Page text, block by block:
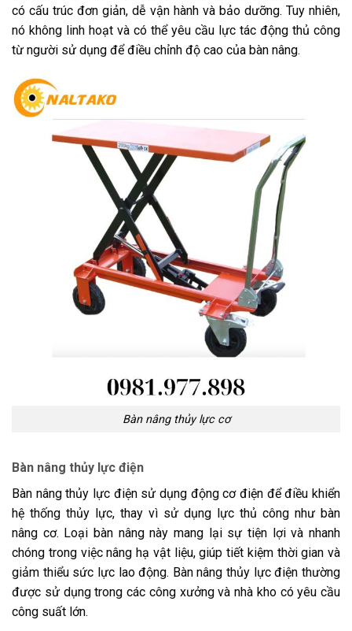
có cấu trúc đơn giản, dễ vận hành và bảo dưỡng. Tuy nhiên,
nó không linh hoạt và có thể yêu cầu lực tác động thủ công
từ người sử dụng để điều chỉnh độ cao của bàn nâng.
Bàn nâng thủy lực cơ
Bàn nâng thủy lực điện
Bàn nâng thủy lực điện sử dụng động cơ điện để điều khiển
hệ thống thủy lực, thay vì sử dụng lực thủ công như bàn
nâng cơ. Loại bàn nâng này mang lại sự tiện lợi và nhanh
chóng trong việc nâng hạ vật liệu, giúp tiết kiệm thời gian và
giảm thiểu sức lực lao động. Bàn nâng thủy lực điện thường
được sử dụng trong các công xưởng và nhà kho có yêu cầu
công suất lớn.